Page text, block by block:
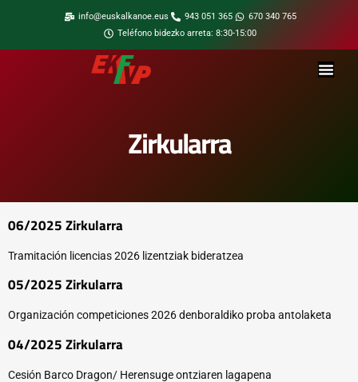
info@euskalkanoe.eus 943 051 365
670 340 765
Teléfono bidezko arreta: 8:30-15:00
Zirkularra
06/2025 Zirkularra
Tramitación licencias 2026 lizentziak bideratzea
05/2025 Zirkularra
Organización competiciones 2026 denboraldiko proba antolaketa
04/2025 Zirkularra
Cesión Barco Dragon/ Herensuge ontziaren lagapena